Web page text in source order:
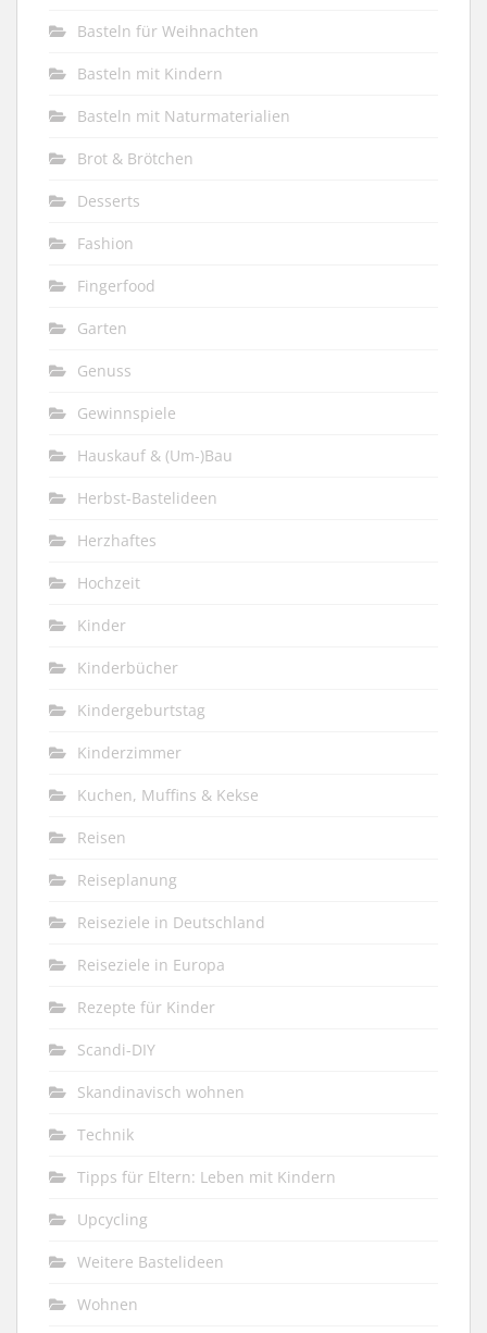
Basteln für Weihnachten
Basteln mit Kindern
Basteln mit Naturmaterialien
Brot & Brötchen
Desserts
Fashion
Fingerfood
Garten
Genuss
Gewinnspiele
Hauskauf & (Um-)Bau
Herbst-Bastelideen
Herzhaftes
Hochzeit
Kinder
Kinderbücher
Kindergeburtstag
Kinderzimmer
Kuchen, Muffins & Kekse
Reisen
Reiseplanung
Reiseziele in Deutschland
Reiseziele in Europa
Rezepte für Kinder
Scandi-DIY
Skandinavisch wohnen
Technik
Tipps für Eltern: Leben mit Kindern
Upcycling
Weitere Bastelideen
Wohnen